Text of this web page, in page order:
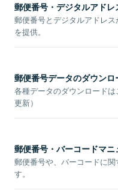
郵便番号・デジタルアドレ
郵便番号とデジタルアドレ
を提供。
郵便番号データのダウンロ
各種データのダウンロード
更新）
郵便番号・バーコードマニ
郵便番号や、バーコードに
す。